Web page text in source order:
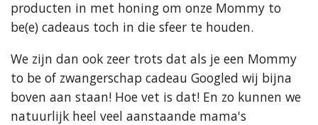
producten in met honing om onze Mommy to
be(e) cadeaus toch in die sfeer te houden.
We zijn dan ook zeer trots dat als je een Mommy
to be of zwangerschap cadeau Googled wij bijna
boven aan staan! Hoe vet is dat! En zo kunnen we
natuurlijk heel veel aanstaande mama's